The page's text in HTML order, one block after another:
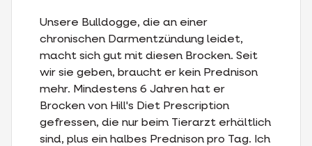
Unsere Bulldogge, die an einer
chronischen Darmentzündung leidet,
macht sich gut mit diesen Brocken. Seit
wir sie geben, braucht er kein Prednison
mehr. Mindestens 6 Jahren hat er
Brocken von Hill's Diet Prescription
gefressen, die nur beim Tierarzt erhältlich
sind, plus ein halbes Prednison pro Tag. Ich